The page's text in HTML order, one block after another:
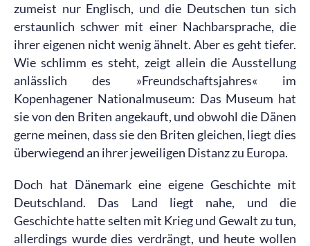
zumeist nur Englisch, und die Deutschen tun sich
erstaunlich schwer mit einer Nachbarsprache, die
ihrer eigenen nicht wenig ähnelt. Aber es geht tiefer.
Wie schlimm es steht, zeigt allein die Ausstellung
anlässlich des »Freundschaftsjahres« im
Kopenhagener Nationalmuseum: Das Museum hat
sie von den Briten angekauft, und obwohl die Dänen
gerne meinen, dass sie den Briten gleichen, liegt dies
überwiegend an ihrer jeweiligen Distanz zu Europa.
Doch hat Dänemark eine eigene Geschichte mit
Deutschland. Das Land liegt nahe, und die
Geschichte hatte selten mit Krieg und Gewalt zu tun,
allerdings wurde dies verdrängt, und heute wollen